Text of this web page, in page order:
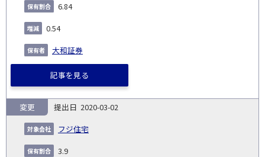
6.84
0.54
大和証券
記事を見る
2020-03-02
フジ住宅
変更
3.9